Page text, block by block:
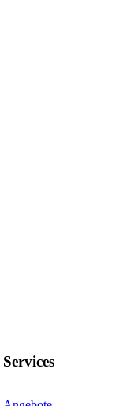
Services